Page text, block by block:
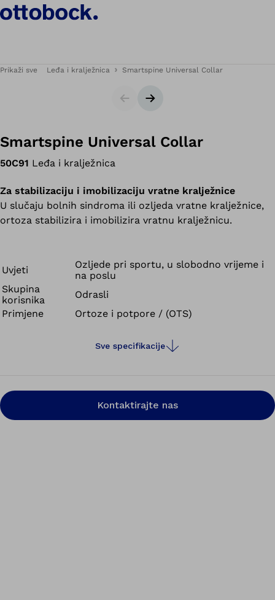
Prikaži sve Leđa i kralježnica Smartspine Universal Collar
KlizačSljedeći slajd
Smartspine Universal Collar
50C91 Leđa i kralježnica
Za stabilizaciju i imobilizaciju vratne kralježnice
U slučaju bolnih sindroma ili ozljeda vratne kralježnice,
ortoza stabilizira i imobilizira vratnu kralježnicu.
Uvjeti
Ozljede pri sportu, u slobodno vrijeme i
na poslu
Skupina
korisnika
Odrasli
Primjene
Ortoze i potpore / (OTS)
Sve specifikacije
Kontaktirajte nas